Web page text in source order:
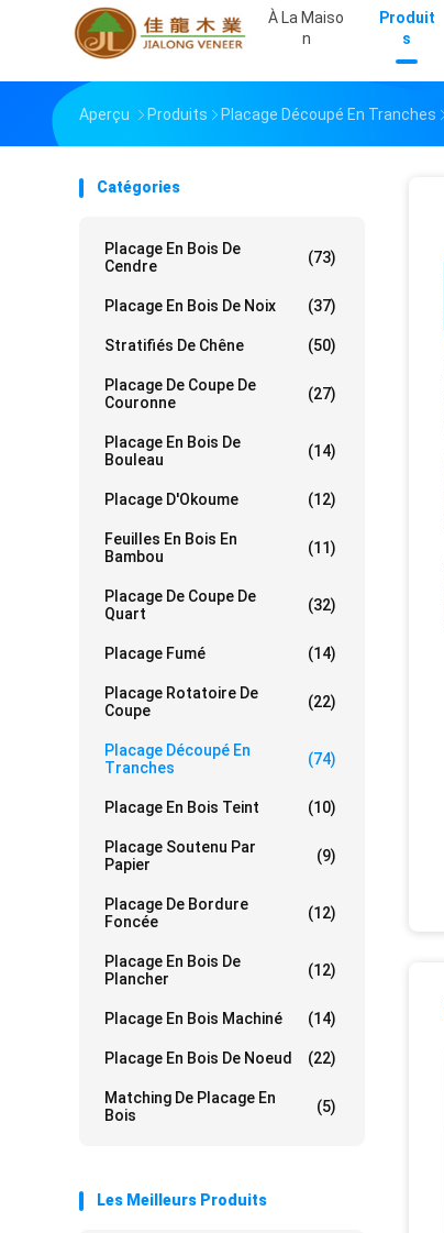
À La Maiso
N
Produit
S
Aperçu Produits Placage Découpé En Tranches
Catégories
Placage En Bois De
Cendre
(73)
Placage En Bois De Noix (37)
Stratifiés De Chêne (50)
Placage De Coupe De
Couronne
(27)
Placage En Bois De
Bouleau
(14)
Placage D'Okoume (12)
Feuilles En Bois En
Bambou
(11)
Placage De Coupe De
Quart
(32)
Placage Fumé (14)
Placage Rotatoire De
Coupe
(22)
Placage Découpé En
Tranches
(74)
Placage En Bois Teint (10)
Placage Soutenu Par
Papier
(9)
Placage De Bordure
Foncée
(12)
Placage En Bois De
Plancher
(12)
Placage En Bois Machiné (14)
Placage En Bois De Noeud (22)
Matching De Placage En
Bois
(5)
Les Meilleurs Produits